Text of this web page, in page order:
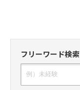
フリーワード検索